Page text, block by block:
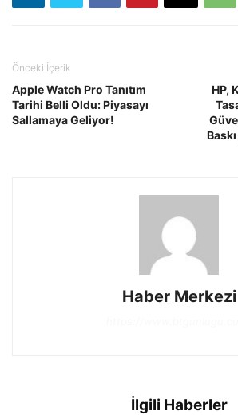
Önceki İçerik
Apple Watch Pro Tanıtım
Tarihi Belli Oldu: Piyasayı
Sallamaya Geliyor!
HP,
Haber Merkezi
İlgili Haberler